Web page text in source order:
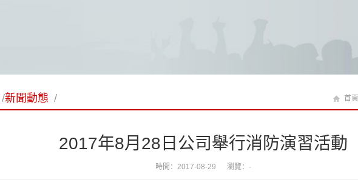
/新聞動態 / 首頁
2017年8月28日公司舉行消防演習活動
時間：2017-08-29 瀏覽： -